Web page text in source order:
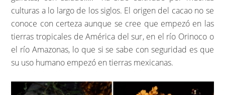
culturas a lo largo de los siglos. El origen del cacao no se
conoce con certeza aunque se cree que empezó en las
tierras tropicales de América del sur, en el río Orinoco o
el río Amazonas, lo que si se sabe con seguridad es que
su uso humano empezó en tierras mexicanas.